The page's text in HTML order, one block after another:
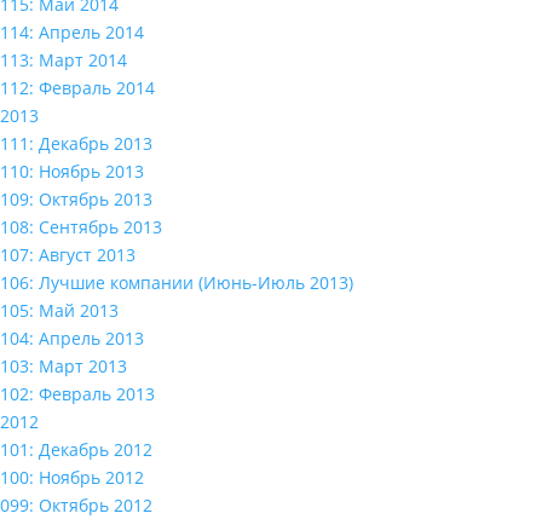
114: Апрель 2014
113: Март 2014
112: Февраль 2014
2013
111: Декабрь 2013
110: Ноябрь 2013
109: Октябрь 2013
108: Сентябрь 2013
107: Август 2013
106: Лучшие компании (Июнь-Июль 2013)
105: Май 2013
104: Апрель 2013
103: Март 2013
102: Февраль 2013
2012
101: Декабрь 2012
100: Ноябрь 2012
099: Октябрь 2012